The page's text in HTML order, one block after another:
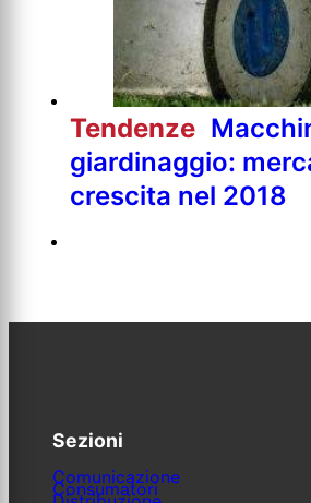
Tendenze
giardinaggio:
crescita nel 2018
Sezioni
Comunicazione
Consumatori